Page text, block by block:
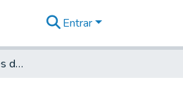
Entrar
Ofício para o Sr. Marquês do Pombal- Doc. nº 7